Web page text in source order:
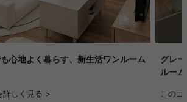
心地よく暮らす、新生活ワンルーム
詳しく見る >
グレ
ルーム
この